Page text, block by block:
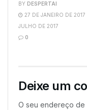
BY DESPERTAI
27 DE JANEIRO DE
JULHO DE 2017
0
Deixe um
O seu endereço de